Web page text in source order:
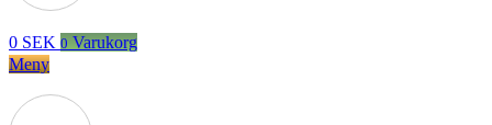
0 SEK 0 Varukorg
Meny